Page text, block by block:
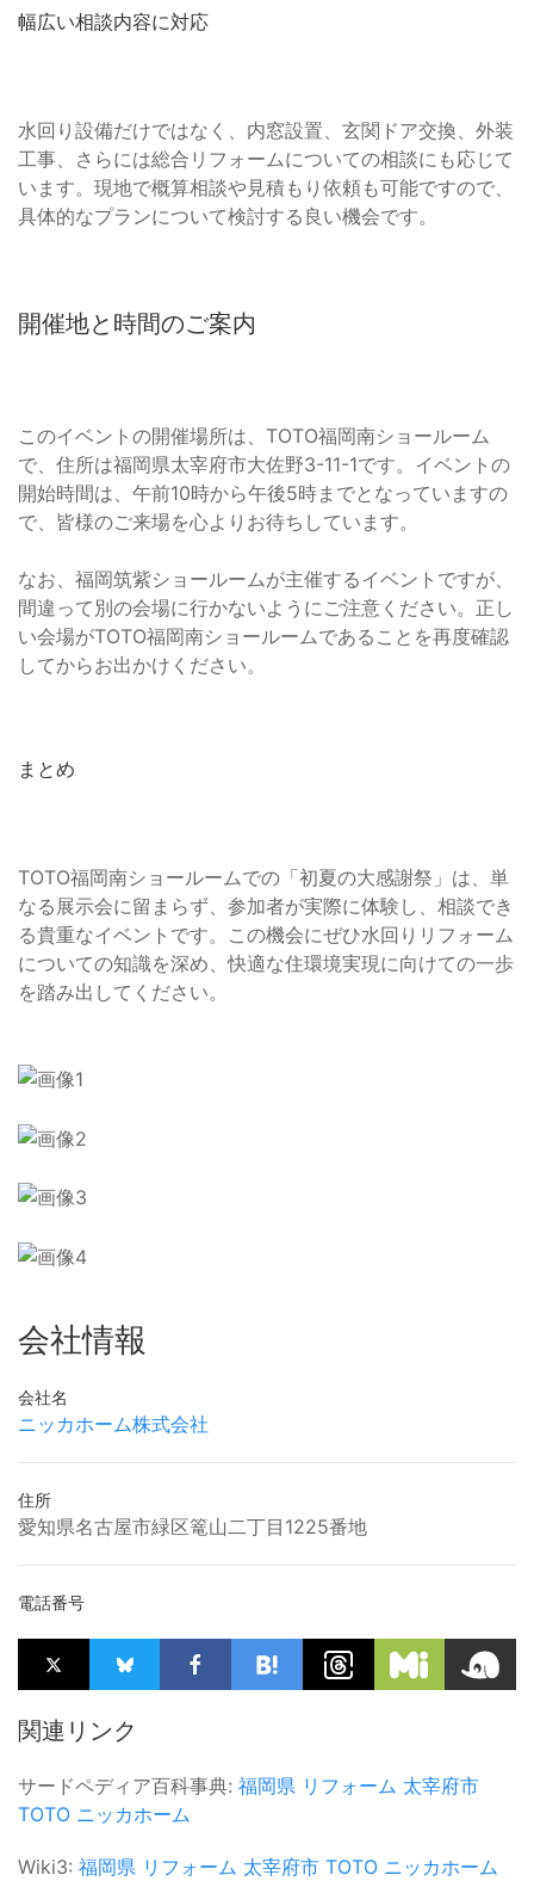
幅広い相談内容に対応
水回り設備だけではなく、内窓設置、玄関ドア交換、外装
工事、さらには総合リフォームについての相談にも応じて
います。現地で概算相談や見積もり依頼も可能ですので、
具体的なプランについて検討する良い機会です。
開催地と時間のご案内
このイベントの開催場所は、TOTO福岡南ショールーム
で、住所は福岡県太宰府市大佐野3-11-1です。イベントの
開始時間は、午前10時から午後5時までとなっていますの
で、皆様のご来場を心よりお待ちしています。
なお、福岡筑紫ショールームが主催するイベントですが、
間違って別の会場に行かないようにご注意ください。正し
い会場がTOTO福岡南ショールームであることを再度確認
してからお出かけください。
まとめ
TOTO福岡南ショールームでの「初夏の大感謝祭」は、単
なる展示会に留まらず、参加者が実際に体験し、相談でき
る貴重なイベントです。この機会にぜひ水回りリフォーム
についての知識を深め、快適な住環境実現に向けての一歩
を踏み出してください。
会社情報
会社名
ニッカホーム株式会社
住所
愛知県名古屋市緑区篭山二丁目1225番地
電話番号
関連リンク
サードペディア百科事典: 福岡県 リフォーム 太宰府市
TOTO ニッカホーム
Wiki3: 福岡県 リフォーム 太宰府市 TOTO ニッカホーム